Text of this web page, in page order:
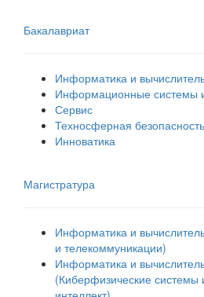
Бакалавриат
Информатика и
Информационные системы
Сервис
Техносферная безопасность
Инноватика
Магистратура
Информатика и
и телекоммуникации)
Информатика и
(Киберфизические системы